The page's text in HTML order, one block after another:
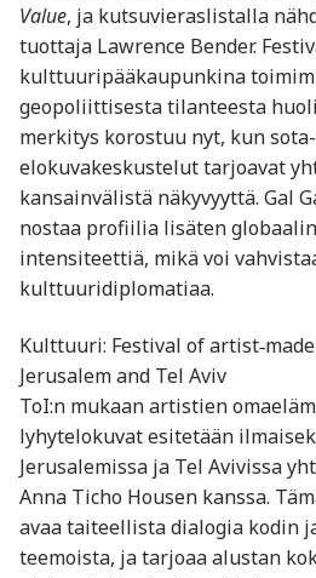
Value, ja kutsuvieraslistalla
tuottaja Lawrence Bender.
kulttuuripääkaupunkina
geopoliittisesta tilanteesta
merkitys korostuu nyt, kun
elokuvakeskustelut tarjoavat
kansainvälistä näkyvyyttä. Gal
nostaa profiilia lisäten
intensiteettiä, mikä voi
kulttuuridiplomatiaa.
Kulttuuri: Festival of
Jerusalem and Tel Aviv
ToI:n mukaan artistien
lyhytelokuvat esitetään
Jerusalemissa ja Tel Avivissa
Anna Ticho Housen kanssa.
avaa taiteellista dialogia kodin
teemoista, ja tarjoaa alustan